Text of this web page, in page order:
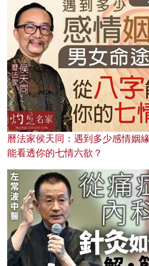
曆法家侯天同：遇到多少感情姻
能看透你的七情六欲？